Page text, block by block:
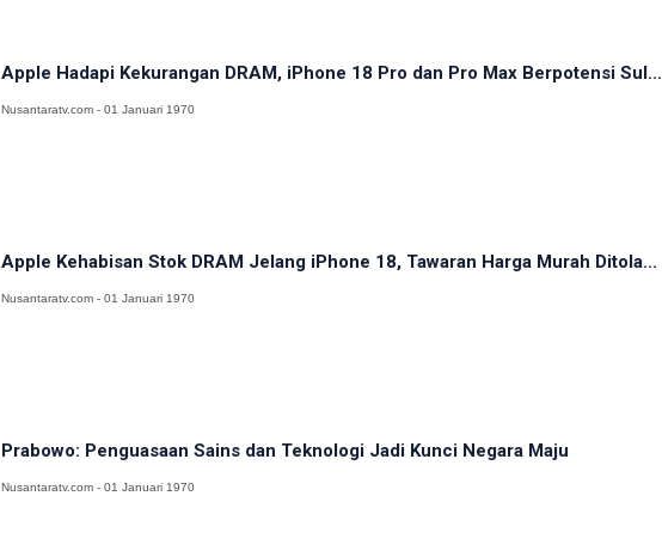
Apple Hadapi Kekurangan DRAM, iPhone 18 Pro dan Pro Max Berpotensi Sul...
Nusantaratv.com - 01 Januari 1970
Apple Kehabisan Stok DRAM Jelang iPhone 18, Tawaran Harga Murah Ditola...
Nusantaratv.com - 01 Januari 1970
Prabowo: Penguasaan Sains dan Teknologi Jadi Kunci Negara Maju
Nusantaratv.com - 01 Januari 1970